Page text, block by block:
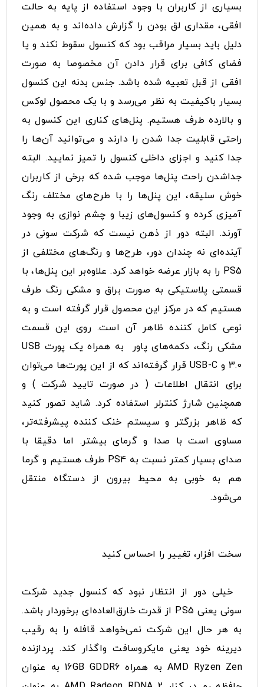
بسیاری از کاربران با وجود استفاده از پایه به حالت
افقی، مقداری لق بودن را گزارش داده‌اند و به همین
دلیل باید بسیار مراقب بود که کنسول سقوط نکند و یا
فضای کافی برای قرار دادن آن مخصوصا به صورت
افقی از قبل تعبیه شده باشد. جنس بدنه این کنسول
بسیار باکیفیت به نظر می‌رسد و با یک محصول لوکس
و بالارده طرف هستیم. پنل‌های کناری این کنسول به
راحتی قابلیت جدا شدن را دارند و می‌توانید آن‌ها را
جدا کنید و اجزای داخلی کنسول را تمیز نمایید. البته
جداشدن راحت پنل‌ها موجب شده که برخی از کاربران
خوش سلیقه، این پنل‌ها را با طرح‌های مختلف رنگ
آمیزی کرده و کنسول‌های زیبا و چشم نوازی به وجود
آورند. البته دور از ذهن نیست که شرکت سونی در
آینده‌ای نه چندان دور، طرح‌ها و رنگ‌های مختلفی از
PS5 را به بازار عرضه خواهد کرد. علاوه‌بر این پنل‌ها، با
قسمتی پلاستیکی به صورت براق و مشکی رنگ طرف
هستیم که در مرکز این محصول قرار گرفته است و به
نوعی کامل کننده ظاهر آن است. روی این قسمت
مشکی رنگ، دکمه‌های پاور به همراه یک پورت USB
3.0 و USB-C قرار گرفته‌اند که از این پورت‌ها می‌توان
برای انتقال اطلاعات ( در صورت تایید شرکت ) و
همچنین شارژ کنترلر استفاده کرد. شاید تصور کنید
که ظاهر بزرگتر و سیستم خنک کننده پیشرفته‌تر،
مساوی است با صدا و گرمای بیشتر. اما دقیقا با
صدای بسیار کمتر نسبت به PS4 طرف هستیم و گرما
هم به خوبی به محیط بیرون از دستگاه منتقل
می‌شود.
سخت افزار، تغییر را احساس کنید
خیلی دور از انتظار نبود که کنسول جدید شرکت
سونی یعنی PS5 از قدرت خارق‌العاده‌ای برخوردار باشد.
به هر حال این شرکت نمی‌خواهد قافله را به رقیب
دیرینه خود یعنی مایکروسافت واگذار کند. پردازنده
AMD Ryzen Zen به همراه 16GB GDDR6 به عنوان